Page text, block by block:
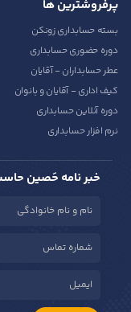
پرفروشترین ها
بسته حسابداری زونکن
دوره حضوری حسابداری
عطر حسابداران - آقایان
کیف اداری - آقایان و بانوان
دوره آنلاین حسابداری
نرم افزار حسابداری
خبر نامه حَصین